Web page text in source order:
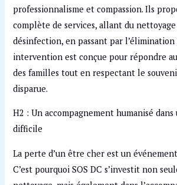
professionnalisme et compassion. Ils
complète de services, allant du
désinfection, en passant par l’élimination
intervention est conçue pour répondre
des familles tout en respectant le
disparue.
H2 : Un accompagnement humanisé
difficile
La perte d’un être cher est un
C’est pourquoi SOS DC s’investit non